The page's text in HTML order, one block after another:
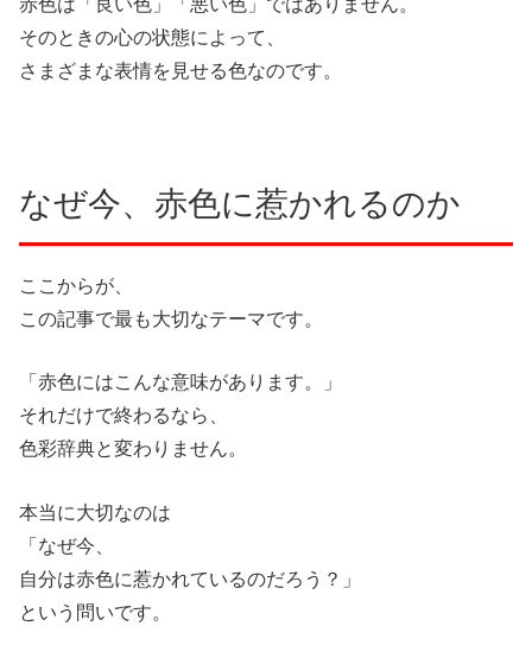
赤色は「良い色」「悪い色」ではありません。
そのときの心の状態によって、
さまざまな表情を見せる色なのです。
なぜ今、赤色に惹かれるのか
ここからが、
この記事で最も大切なテーマです。
「赤色にはこんな意味があります。」
それだけで終わるなら、
色彩辞典と変わりません。
本当に大切なのは
「なぜ今、
自分は赤色に惹かれているのだろう？」
という問いです。